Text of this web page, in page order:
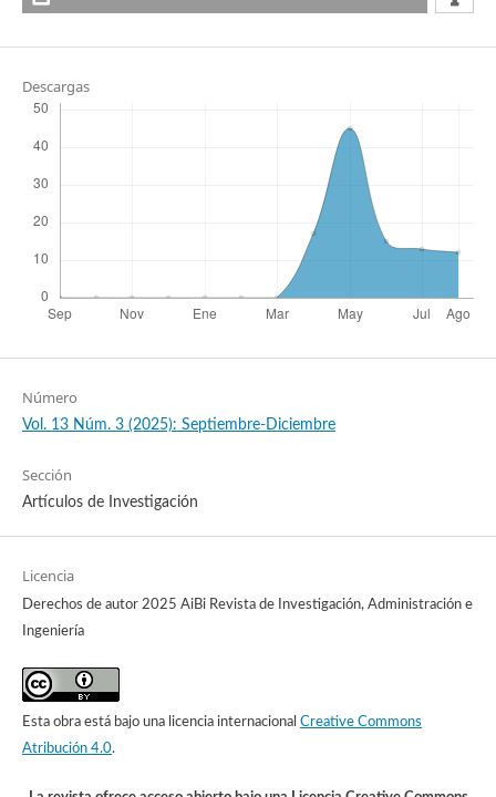
Descargas
Número
Vol. 13 Núm. 3 (2025): Septiembre-Diciembre
Sección
Artículos de Investigación
Licencia
Derechos de autor 2025 AiBi Revista de Investigación, Administración e
Ingeniería
Esta obra está bajo una licencia internacional Creative Commons
Atribución 4.0.